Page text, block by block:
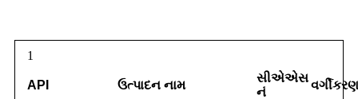
1
API ઉત્પાદન નામ
સીએએસ
નં
વર્ગીકરણ